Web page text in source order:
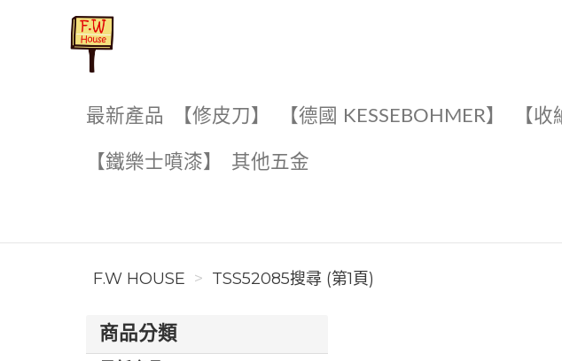
最新產品 【修皮刀】 【德國 KESSEBOHMER】 【
【鐵樂士噴漆】 其他五金
F.W HOUSE TSS52085搜尋 (第1頁)
商品分類